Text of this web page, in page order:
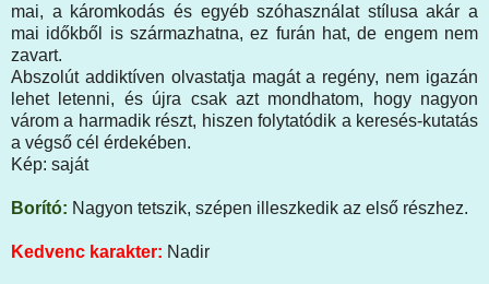
mai, a káromkodás és egyéb szóhasználat stílusa akár a
mai időkből is származhatna, ez furán hat, de engem nem
zavart.
Abszolút addiktíven olvastatja magát a regény, nem igazán
lehet letenni, és újra csak azt mondhatom, hogy nagyon
várom a harmadik részt, hiszen folytatódik a keresés-kutatás
a végső cél érdekében.
Kép: saját
Borító: Nagyon tetszik, szépen illeszkedik az első részhez.
Kedvenc karakter: Nadir